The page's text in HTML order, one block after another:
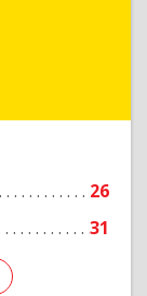
26
31
бобдей
г,